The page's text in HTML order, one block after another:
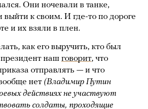
Они ночевали в танке,
к своим. И где-то по дороге
и их взяли в плен.
как его выручить, кто был
наш говорит, что
отправлять — и что
нет (Владимир Путин
действиях не участвуют
солдаты, проходящие